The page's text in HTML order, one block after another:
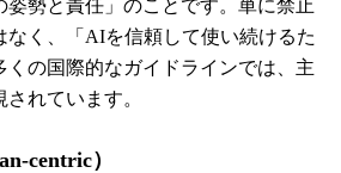
姿勢と責任」のことです。単に禁止
なく、「AIを信頼して使い続けるた
くの国際的なガイドラインでは、主
れています。
centric）